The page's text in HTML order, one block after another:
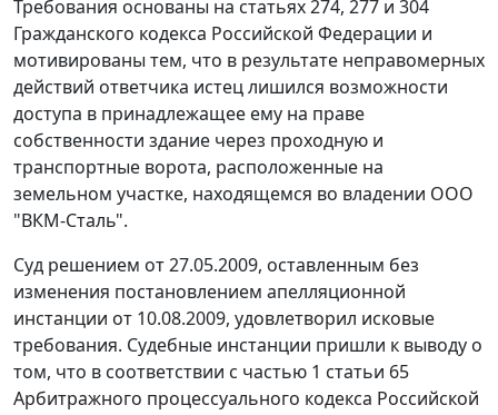
Требования основаны на статьях 274, 277 и 304
Гражданского кодекса Российской Федерации и
мотивированы тем, что в результате неправомерных
действий ответчика истец лишился возможности
доступа в принадлежащее ему на праве
собственности здание через проходную и
транспортные ворота, расположенные на
земельном участке, находящемся во владении ООО
"ВКМ-Сталь".
Суд решением от 27.05.2009, оставленным без
изменения постановлением апелляционной
инстанции от 10.08.2009, удовлетворил исковые
требования. Судебные инстанции пришли к выводу о
том, что в соответствии с частью 1 статьи 65
Арбитражного процессуального кодекса Российской